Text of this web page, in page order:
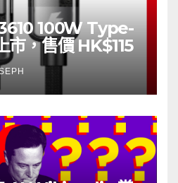
100W Type-
市，售價 HK$115